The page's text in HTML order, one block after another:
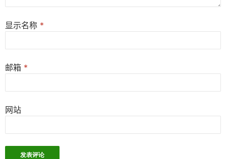
显示名称 *
邮箱 *
网站